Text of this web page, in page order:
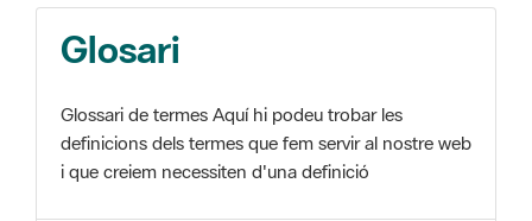
Glosari
Glossari de termes Aquí hi podeu trobar les
definicions dels termes que fem servir al nostre web
i que creiem necessiten d'una definició